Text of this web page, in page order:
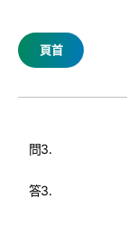
頁首
問3.
答3.